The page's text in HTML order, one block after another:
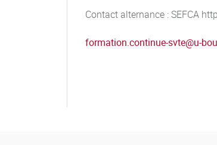
Contact alternance : SEFCA
formation.continue-svte@u-